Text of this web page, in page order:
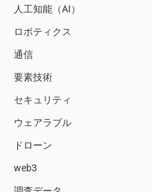
人工知能（AI）
ロボティクス
通信
要素技術
セキュリティ
ウェアラブル
ドローン
web3